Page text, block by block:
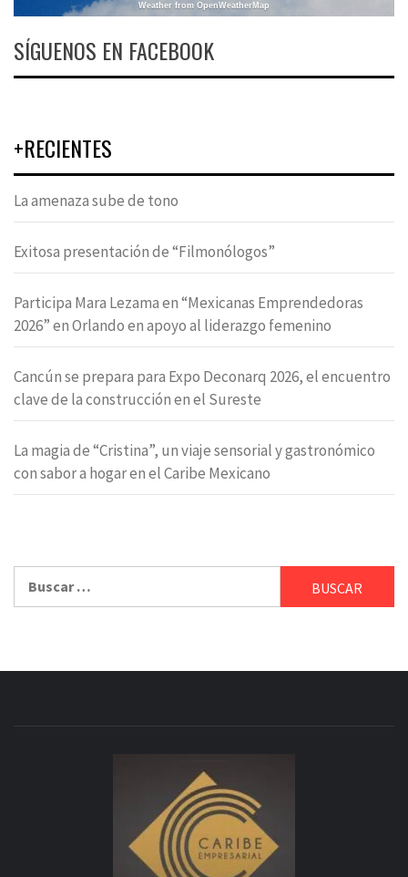
Weather from OpenWeatherMap
SÍGUENOS EN FACEBOOK
+RECIENTES
La amenaza sube de tono
Exitosa presentación de “Filmonólogos”
Participa Mara Lezama en “Mexicanas Emprendedoras
2026” en Orlando en apoyo al liderazgo femenino
Cancún se prepara para Expo Deconarq 2026, el encuentro
clave de la construcción en el Sureste
La magia de “Cristina”, un viaje sensorial y gastronómico
con sabor a hogar en el Caribe Mexicano